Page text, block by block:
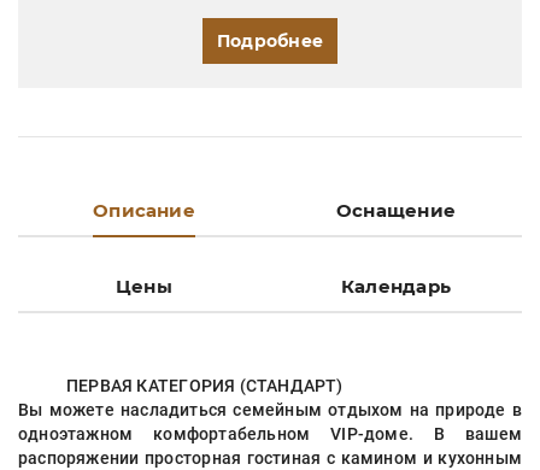
Подробнее
Описание Оснащение
Цены Календарь
ПЕРВАЯ КАТЕГОРИЯ (СТАНДАРТ)
Вы можете насладиться семейным отдыхом на природе в
одноэтажном комфортабельном VIP-доме. В вашем
распоряжении просторная гостиная с камином и кухонным